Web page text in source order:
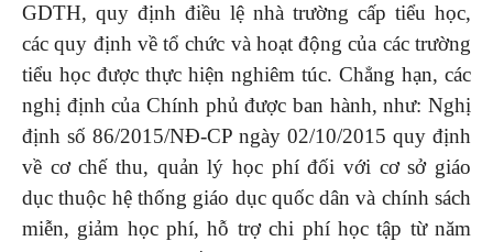
GDTH, quy định điều lệ nhà trường cấp tiểu học,
các quy định về tổ chức và hoạt động của các trường
tiểu học được thực hiện nghiêm túc. Chẳng hạn, các
nghị định của Chính phủ được ban hành, như: Nghị
định số 86/2015/NĐ-CP ngày 02/10/2015 quy định
về cơ chế thu, quản lý học phí đối với cơ sở giáo
dục thuộc hệ thống giáo dục quốc dân và chính sách
miễn, giảm học phí, hỗ trợ chi phí học tập từ năm